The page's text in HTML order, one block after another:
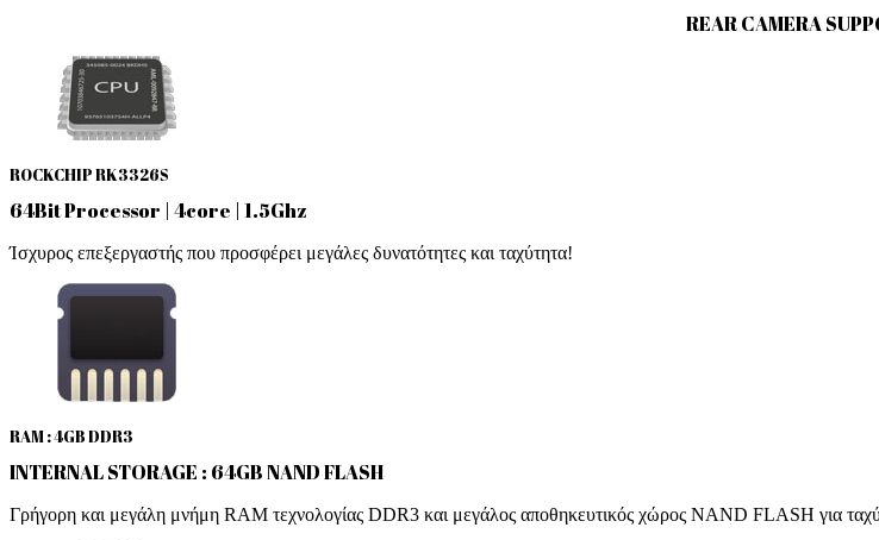
REAR CAMERA
ROCKCHIP RK3326S
64Bit Processor | 4core | 1.5Ghz
Ίσχυρος επεξεργαστής που προσφέρει μεγάλες δυνατότητες και ταχύτητα!
RAM : 4GB DDR3
INTERNAL STORAGE : 64GB NAND FLASH
Γρήγορη και μεγάλη μνήμη RAM τεχνολογίας DDR3 και μεγάλος αποθηκευτικός χώρος NAND FLASH για